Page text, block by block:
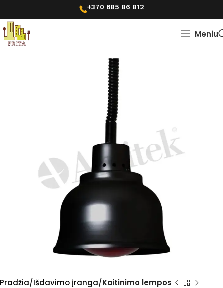
+370 685 86 812
Meniu
Pradžia Išdavimo įranga Kaitinimo lempos